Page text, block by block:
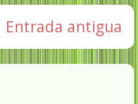
Entrada antigua